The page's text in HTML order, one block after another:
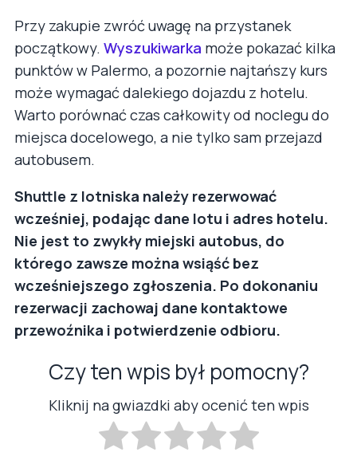
Przy zakupie zwróć uwagę na przystanek
początkowy. Wyszukiwarka może pokazać kilka
punktów w Palermo, a pozornie najtańszy kurs
może wymagać dalekiego dojazdu z hotelu.
Warto porównać czas całkowity od noclegu do
miejsca docelowego, a nie tylko sam przejazd
autobusem.
Shuttle z lotniska należy rezerwować
wcześniej, podając dane lotu i adres hotelu.
Nie jest to zwykły miejski autobus, do
którego zawsze można wsiąść bez
wcześniejszego zgłoszenia. Po dokonaniu
rezerwacji zachowaj dane kontaktowe
przewoźnika i potwierdzenie odbioru.
Czy ten wpis był pomocny?
Kliknij na gwiazdki aby ocenić ten wpis